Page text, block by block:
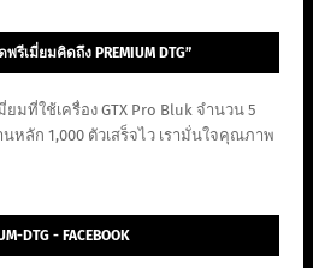
รีเมี่ยมคิดถึง PREMIUM DTG”
ยมที่ใช้เครื่อง GTX Pro Bluk จำนวน 5
นหลัก 1,000 ตัวเสร็จไว เรามั่นใจคุณภาพ
DTG - FACEBOOK